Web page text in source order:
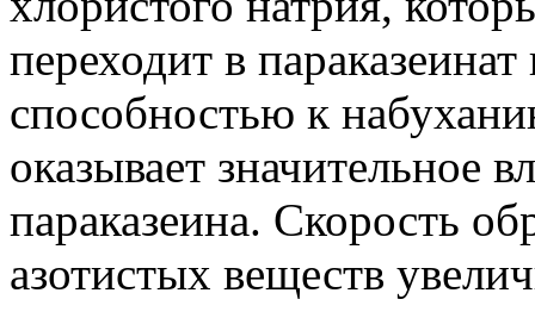
переходит в
способностью к
оказывает значительное
параказеина. Скорость
азотистых веществ